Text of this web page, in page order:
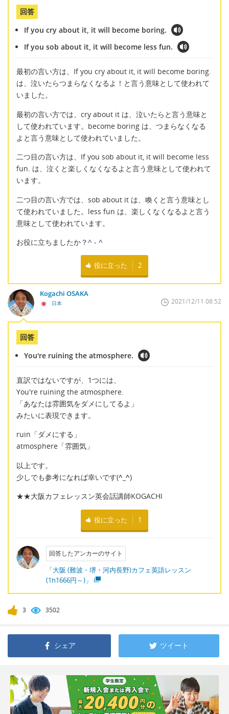
回答
If you cry about it, it will become boring.
If you sob about it, it will become less fun.
最初の言い方は、If you cry about it, it will become boring.
は、泣いたらつまらなくなるよ！と言う意味として使われて
いました。
最初の言い方では、cry about it は、泣いたらと言う意味と
して使われています。become boring は、つまらなくなる
よと言う意味として使われていました。
二つ目の言い方は、If you sob about it, it will become less
fun. は、泣くと楽しくなくなるよと言う意味として使われて
います。
二つ目の言い方では、sob about it は、喚くと言う意味とし
て使われていました。less fun は、楽しくなくなるよと言う
意味として使われています。
お役に立ちましたか？^ - ^
役に立った 2
Kogachi OSAKA
日本 2021/12/11 08:52
回答
You're ruining the atmosphere.
直訳ではないですが、1つには、
You're ruining the atmosphere.
「あなたは雰囲気をダメにしてるよ」
みたいに表現できます。
ruin「ダメにする」
atmosphere「雰囲気」
以上です。
少しでも参考になれば幸いです(^_^)
★★大阪カフェレッスン英会話講師KOGACHI
役に立った 1
回答したアンカーのサイト
「大阪 (難波・堺・河内長野)カフェ英語レッスン
(1h1666円～)」
3 3502
シェア ツイート